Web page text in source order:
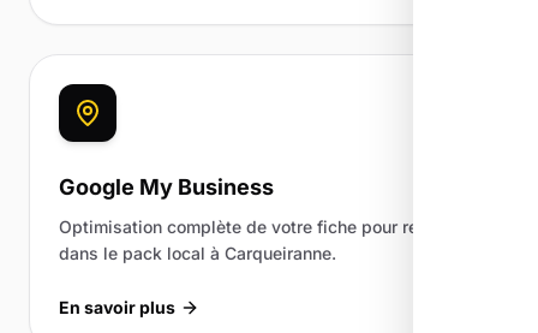
Google My Business
Optimisation complète de votre fiche pour ressortir
dans le pack local à Carqueiranne.
En savoir plus